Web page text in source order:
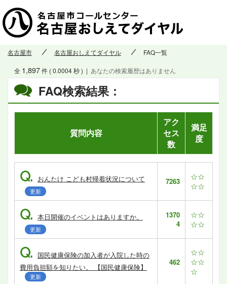
名古屋市 名古屋おしえてダイヤル FAQ一覧
FAQ検索結果：
全 1,897件 ( 0.0004 秒 ) | あなたの検索履歴はありません
質問内容
アク
セス
数
満足
度
Q. おんたけ こども村帰着状況について
更新
7263
☆☆
☆☆
Q. 本日開催のイベントはありますか。
更新
1370
4
☆☆
☆☆
Q. 国民健康保険の加入者が入院した時の
費用負担額を知りたい。 【国民健康保険】
更新
462
☆☆
☆☆
☆